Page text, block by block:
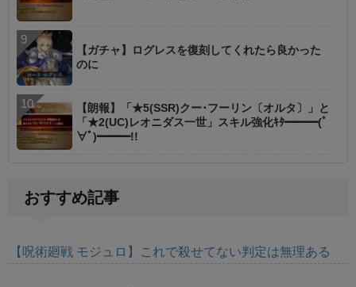
【ガチャ】ログレスを復刻してくれたら良かった
のに
【朗報】「★5(SSR)クー･フーリン〔オルタ〕」と
「★2(UC)レオニダス一世」スキル強化ｷﾀ━━━(ﾟ
∀ﾟ)━━━!!
おすすめ記事
【呪術廻戦 モジュロ】これで殺せてない判定は無理ある